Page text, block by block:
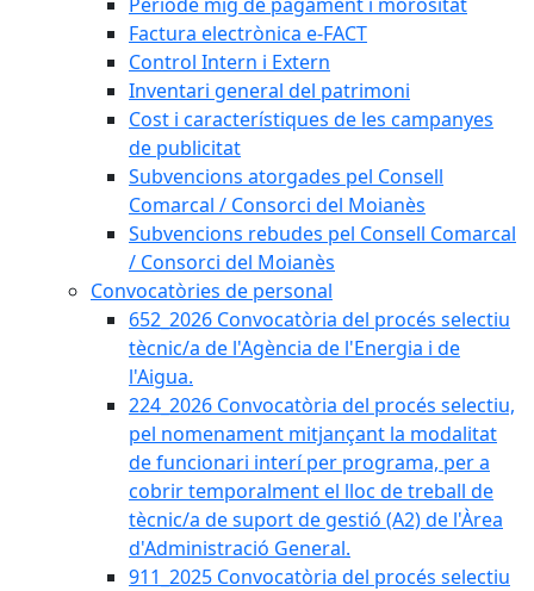
Factura electrònica e-FACT
Control Intern i Extern
Inventari general del patrimoni
Cost i característiques de les campanyes
de publicitat
Subvencions atorgades pel Consell
Comarcal / Consorci del Moianès
Subvencions rebudes pel Consell Comarcal
/ Consorci del Moianès
Convocatòries de personal
652_2026 Convocatòria del procés selectiu
tècnic/a de l'Agència de l'Energia i de
l'Aigua.
224_2026 Convocatòria del procés selectiu,
pel nomenament mitjançant la modalitat
de funcionari interí per programa, per a
cobrir temporalment el lloc de treball de
tècnic/a de suport de gestió (A2) de l'Àrea
d'Administració General.
911_2025 Convocatòria del procés selectiu